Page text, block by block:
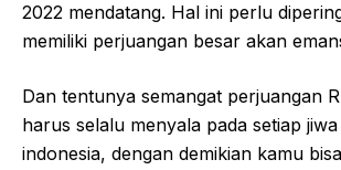
2022 mendatang. Hal ini perlu
memiliki perjuangan besar akan
Dan tentunya semangat perjuangan
harus selalu menyala pada setiap
indonesia, dengan demikian kamu